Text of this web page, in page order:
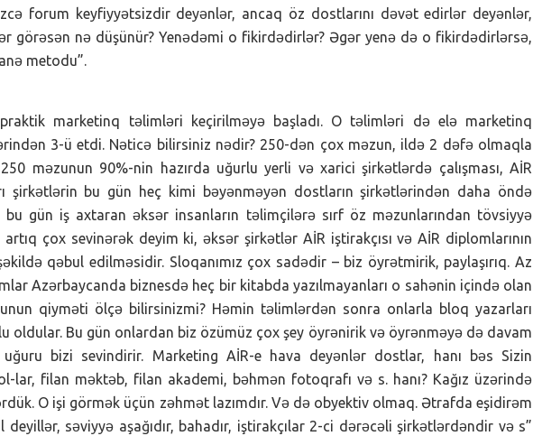
forum keyfiyyətsizdir deyənlər, ancaq öz dostlarını dəvət edirlər deyənlər,
görəsən nə düşünür? Yenədəmi o fikirdədirlər? Əgər yenə də o fikirdədirlərsə,
metodu”.
marketinq təlimləri keçirilməyə başladı. O təlimləri də elə marketinq
3-ü etdi. Nəticə bilirsiniz nədir? 250-dən çox məzun, ildə 2 dəfə olmaqla
məzunun 90%-nin hazırda uğurlu yerli və xarici şirkətlərdə çalışması, AİR
şirkətlərin bu gün heç kimi bəyənməyən dostların şirkətlərindən daha öndə
gün iş axtaran əksər insanların təlimçilərə sırf öz məzunlarından tövsiyyə
çox sevinərək deyim ki, əksər şirkətlər AİR iştirakçısı və AİR diplomlarının
qəbul edilməsidir. Sloqanımız çox sadədir – biz öyrətmirik, paylaşırıq. Az
Azərbaycanda biznesdə heç bir kitabda yazılmayanları o sahənin içində olan
qiyməti ölçə bilirsinizmi? Həmin təlimlərdən sonra onlarla bloq yazarları
oldular. Bu gün onlardan biz özümüz çox şey öyrənirik və öyrənməyə də davam
bizi sevindirir. Marketing AİR-e hava deyənlər dostlar, hanı bəs Sizin
lar, filan məktəb, filan akademi, bəhmən fotoqrafı və s. hanı? Kağız üzərində
O işi görmək üçün zəhmət lazımdır. Və də obyektiv olmaq. Ətrafda eşidirəm
deyillər, səviyyə aşağıdır, bahadır, iştirakçılar 2-ci dərəcəli şirkətlərdəndir və s”